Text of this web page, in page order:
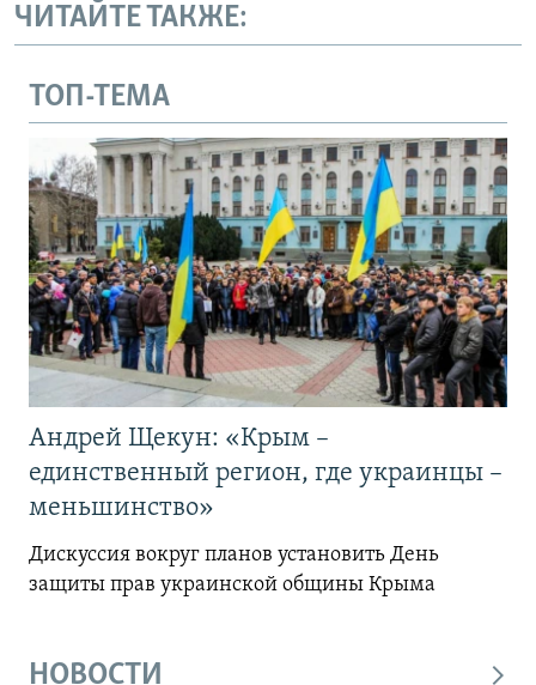
ЧИТАЙТЕ ТАКЖЕ:
ТОП-ТЕМА
Андрей Щекун: «Крым –
единственный регион, где украинцы –
меньшинство»
Дискуссия вокруг планов установить День
защиты прав украинской общины Крыма
НОВОСТИ